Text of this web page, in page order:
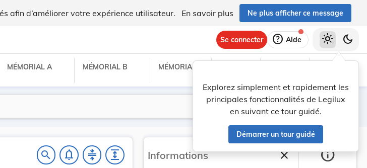
afin d’améliorer votre expérience utilisateur. En savoir plus Ne plus afficher ce message
Se connecter help Aide
Explorez simplement et rapidement les
principales fonctionnalités de Legilux
en suivant ce tour guidé.
Démarrer un tour guidé
light_mode dark_mode
MÉMORIAL A MÉMORIAL B MÉMORIAL C
Lancer la recherche
Filtres
search notifications_none compress expand Informations closeFermer la barre
info